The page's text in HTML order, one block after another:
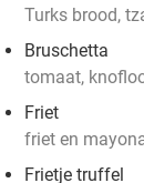
Turks brood,
Bruschetta
tomaat,
Friet
friet en
Frietje truffel